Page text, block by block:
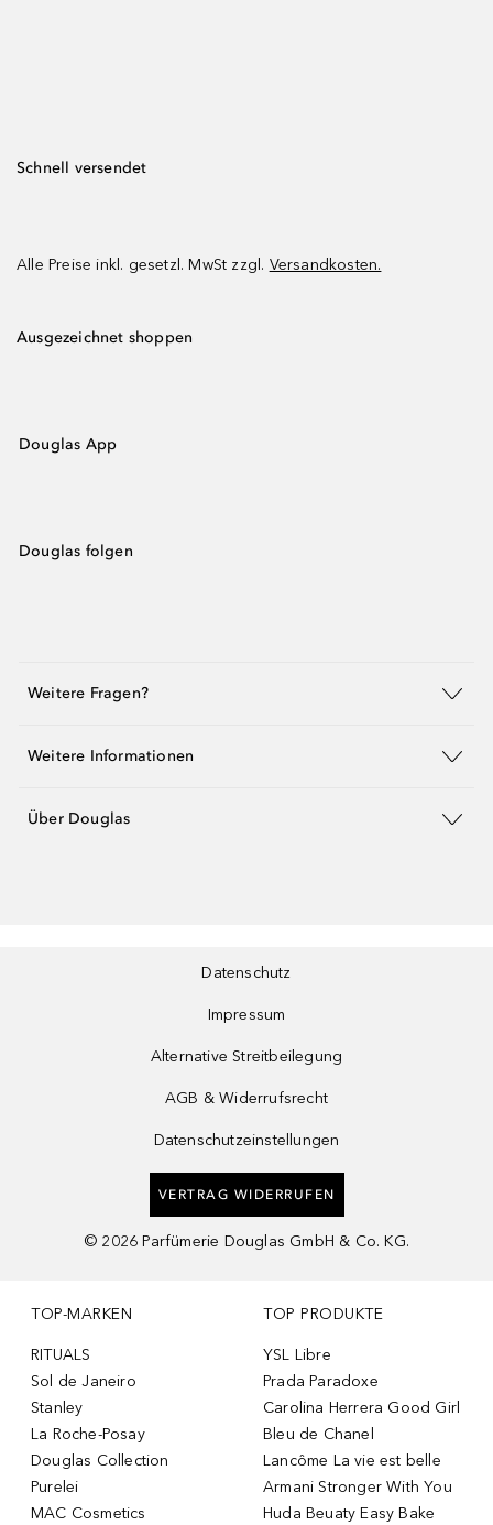
Schnell versendet
Alle Preise inkl. gesetzl. MwSt zzgl. Versandkosten.
Ausgezeichnet shoppen
Douglas App
Douglas folgen
Weitere Fragen?
Weitere Informationen
Über Douglas
Datenschutz
Impressum
Alternative Streitbeilegung
AGB & Widerrufsrecht
Datenschutzeinstellungen
VERTRAG WIDERRUFEN
© 2026 Parfümerie Douglas GmbH & Co. KG.
TOP-MARKEN
RITUALS
Sol de Janeiro
Stanley
La Roche-Posay
Douglas Collection
Purelei
MAC Cosmetics
TOP PRODUKTE
YSL Libre
Prada Paradoxe
Carolina Herrera Good Girl
Bleu de Chanel
Lancôme La vie est belle
Armani Stronger With You
Huda Beuaty Easy Bake